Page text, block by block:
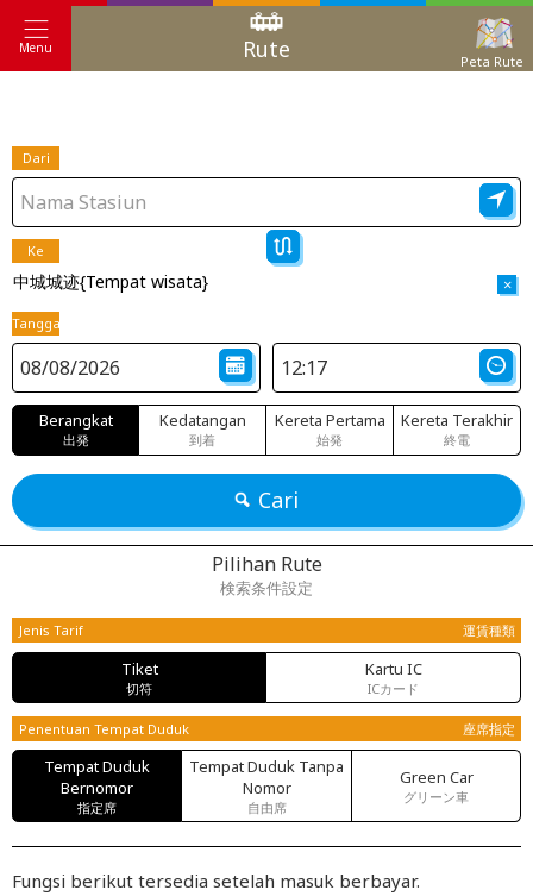
Menu Rute Peta Rute
Dari
Ke
中城城迹{Tempat wisata} ×
Tanggal
Berangkat
出発
Kedatangan
到着
Kereta Pertama
始発
Kereta Terakhir
終電
Cari
Pilihan Rute
検索条件設定
Jenis Tarif 運賃種類
Tiket
切符
Kartu IC
ICカード
Penentuan Tempat Duduk 座席指定
Tempat Duduk
Bernomor
指定席
Tempat Duduk Tanpa
Nomor
自由席
Green Car
グリーン車
Fungsi berikut tersedia setelah masuk berbayar.